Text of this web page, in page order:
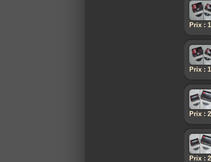
Prix :
Prix :
Prix :
Prix :